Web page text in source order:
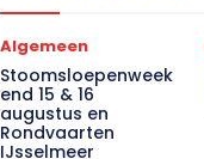
Algemeen
Stoomsloepenweek
end 15 & 16
augustus en
Rondvaarten
IJsselmeer